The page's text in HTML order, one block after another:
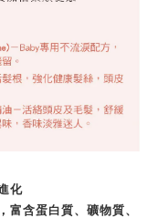
化
富含蛋白質、礦物質、